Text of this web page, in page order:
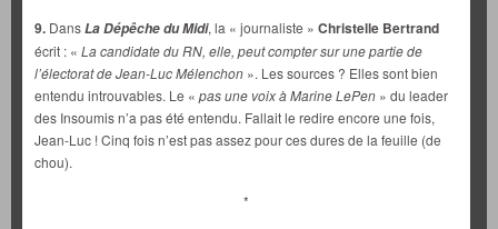
9. DansLa Dépêche du Midi, la « journaliste » Christelle Bertrand
écrit : « La candidate du RN, elle, peut compter sur une partie de
l’électorat de Jean-Luc Mélenchon ». Les sources ? Elles sont bien
entendu introuvables. Le « pas une voix à Marine LePen » du leader
des Insoumis n’a pas été entendu. Fallait le redire encore une fois,
Jean-Luc ! Cinq fois n’est pas assez pour ces dures de la feuille (de
chou).
*